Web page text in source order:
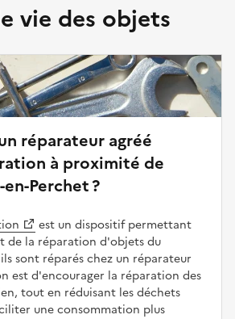
vie des objets
réparateur agréé
à proximité de
Perchet ?
est un dispositif permettant
de la réparation d'objets du
sont réparés chez un réparateur
est d'encourager la réparation des
tout en réduisant les déchets
une consommation plus